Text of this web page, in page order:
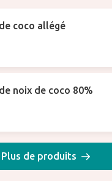
coco allégé
noix de coco 80%
Plus de produits